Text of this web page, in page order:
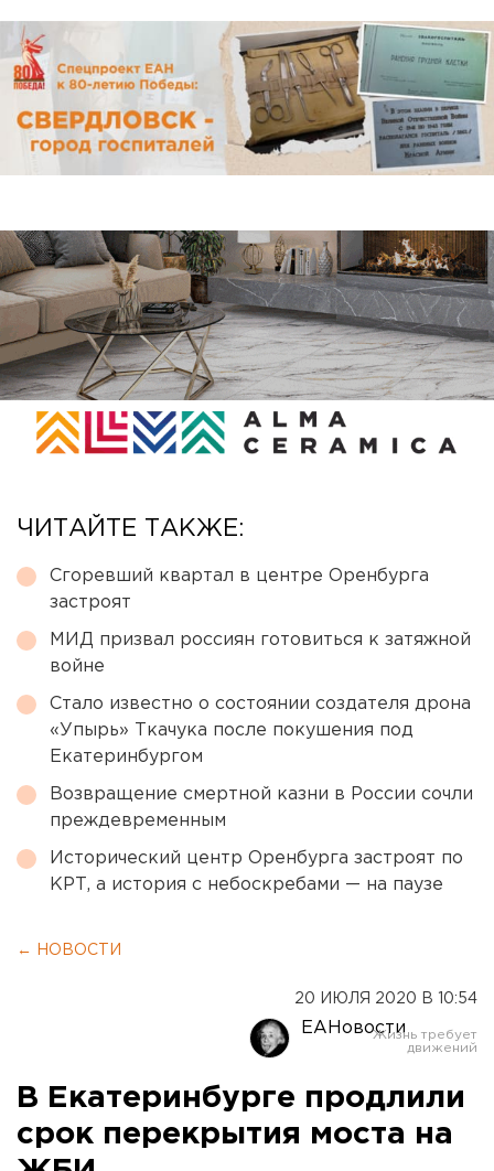
ЧИТАЙТЕ ТАКЖЕ:
Сгоревший квартал в центре Оренбурга
застроят
МИД призвал россиян готовиться к затяжной
войне
Стало известно о состоянии создателя дрона
«Упырь» Ткачука после покушения под
Екатеринбургом
Возвращение смертной казни в России сочли
преждевременным
Исторический центр Оренбурга застроят по
КРТ, а история с небоскребами — на паузе
← НОВОСТИ
20 ИЮЛЯ 2020 В 10:54
ЕАНовости
В Екатеринбурге продлили
срок перекрытия моста на